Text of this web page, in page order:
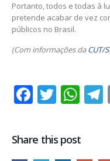
Portanto, todos e todas à
pretende acabar de vez
públicos no Brasil.
(Com informações daCUT/
Share this post